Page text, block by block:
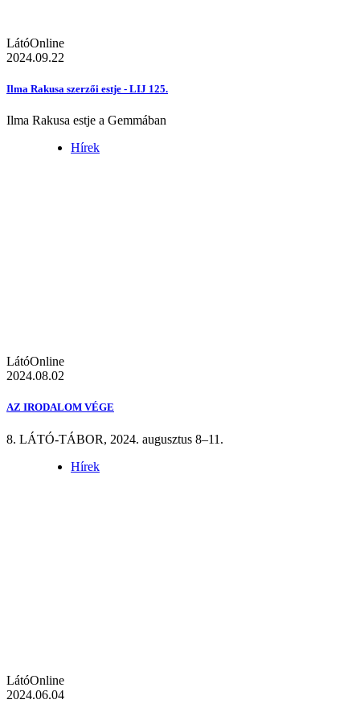
LátóOnline
2024.09.22
Ilma Rakusa szerzői estje - LIJ 125.
Ilma Rakusa estje a Gemmában
Hírek
LátóOnline
2024.08.02
AZ IRODALOM VÉGE
8. LÁTÓ-TÁBOR, 2024. augusztus 8–11.
Hírek
LátóOnline
2024.06.04